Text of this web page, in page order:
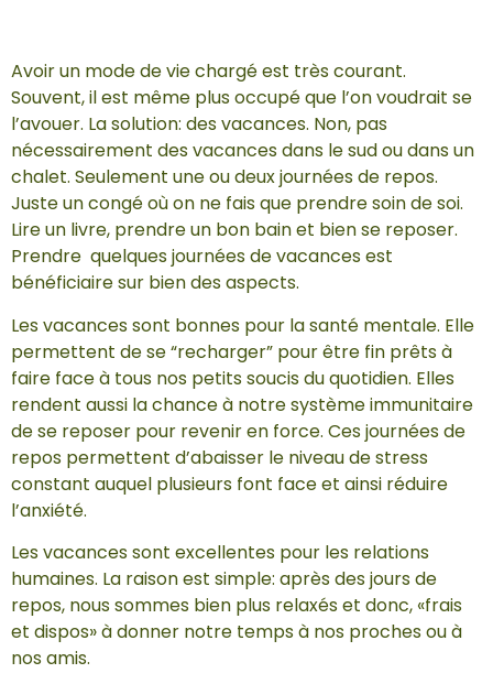
Avoir un mode de vie chargé est très courant.
Souvent, il est même plus occupé que l’on voudrait se
l’avouer. La solution: des vacances. Non, pas
nécessairement des vacances dans le sud ou dans un
chalet. Seulement une ou deux journées de repos.
Juste un congé où on ne fais que prendre soin de soi.
Lire un livre, prendre un bon bain et bien se reposer.
Prendre quelques journées de vacances est
bénéficiaire sur bien des aspects.
Les vacances sont bonnes pour la santé mentale. Elle
permettent de se “recharger” pour être fin prêts à
faire face à tous nos petits soucis du quotidien. Elles
rendent aussi la chance à notre système immunitaire
de se reposer pour revenir en force. Ces journées de
repos permettent d’abaisser le niveau de stress
constant auquel plusieurs font face et ainsi réduire
l’anxiété.
Les vacances sont excellentes pour les relations
humaines. La raison est simple: après des jours de
repos, nous sommes bien plus relaxés et donc, «frais
et dispos» à donner notre temps à nos proches ou à
nos amis.